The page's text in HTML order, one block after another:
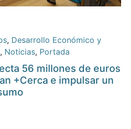
, Desarrollo Económico y
, Noticias, Portada
56 millones de euros
+Cerca e impulsar un